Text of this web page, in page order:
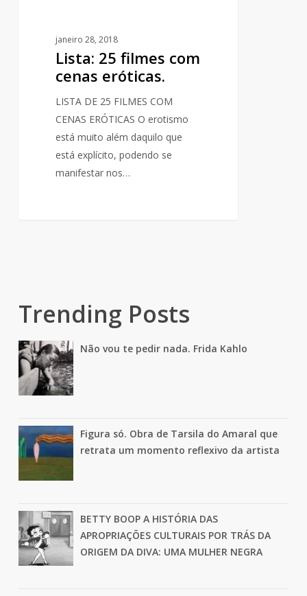
janeiro 28, 2018
Lista: 25 filmes com
cenas eróticas.
LISTA DE 25 FILMES COM
CENAS ERÓTICAS O erotismo
está muito além daquilo que
está explícito, podendo se
manifestar nos…
Trending Posts
Não vou te pedir nada. Frida Kahlo
Figura só. Obra de Tarsila do Amaral que
retrata um momento reflexivo da artista
BETTY BOOP A HISTÓRIA DAS
APROPRIAÇÕES CULTURAIS POR TRÁS DA
ORIGEM DA DIVA: UMA MULHER NEGRA